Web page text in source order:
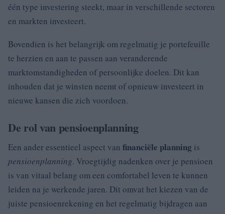
één type investering steekt, maar in verschillende sectoren
en markten investeert.
Bovendien is het belangrijk om regelmatig je portefeuille
te herzien en aan te passen aan veranderende
marktomstandigheden of persoonlijke doelen. Dit kan
inhouden dat je winsten neemt of opnieuw investeert in
nieuwe kansen die zich voordoen.
De rol van pensioenplanning
Een ander essentieel aspect van financiële planning is
pensioenplanning. Vroegtijdig nadenken over je pensioen
is van vitaal belang om een comfortabel leven te kunnen
leiden na je werkende jaren. Dit omvat het kiezen van de
juiste pensioenrekening en het regelmatig bijdragen aan